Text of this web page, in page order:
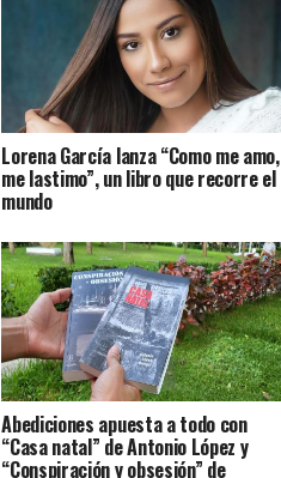
Lorena García lanza “Como me amo,
me lastimo”, un libro que recorre el
mundo
Abediciones apuesta a todo con
“Casa natal” de Antonio López y
“Conspiración y obsesión” de